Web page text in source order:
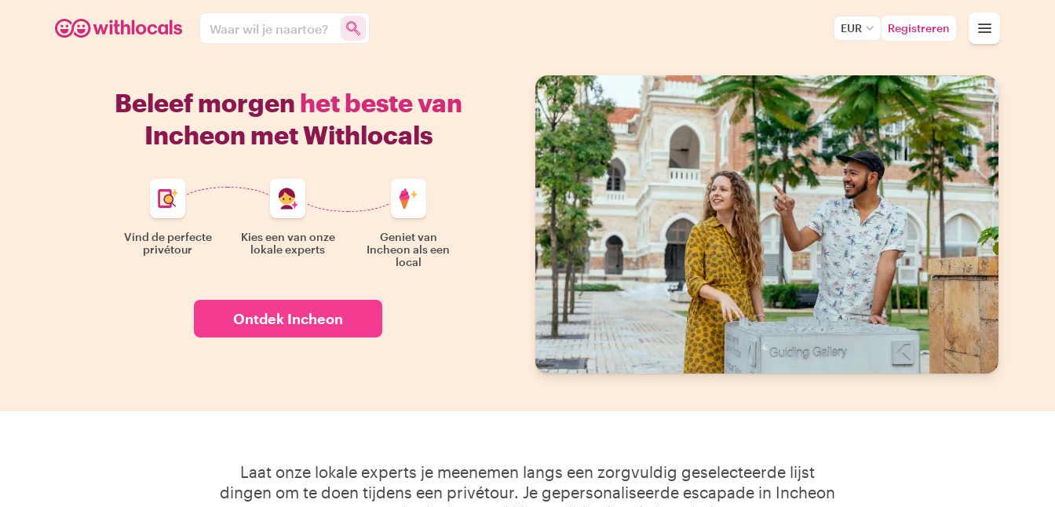
Waar wil je naartoe? EUR Registreren
Beleef morgen het beste van
Incheon met Withlocals
Vind de perfecte
privétour
Kies een van onze
lokale experts
Geniet van
Incheon als een
local
Ontdek Incheon
Laat onze lokale experts je meenemen langs een zorgvuldig geselecteerde lijst
dingen om te doen tijdens een privétour. Je gepersonaliseerde escapade in Incheon